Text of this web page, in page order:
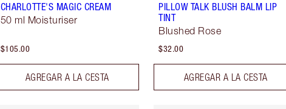
CHARLOTTE'S MAGIC CREAM
50 ml Moisturiser
$105.00
AGREGAR A LA CESTA
PILLOW TALK BLUSH BALM LIP
TINT
Blushed Rose
$32.00
AGREGAR A LA CESTA